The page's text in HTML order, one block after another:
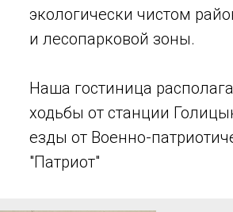
экологически чистом
и лесопарковой зоны.
Наша гостиница
ходьбы от станции
езды от Военно-
"Патриот"